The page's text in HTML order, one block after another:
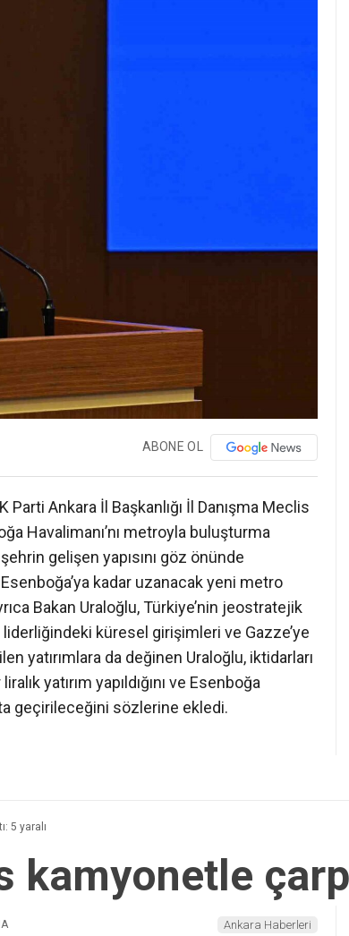
ABONE OL
Parti Ankara İl Başkanlığı İl Danışma Meclis
Havalimanı’nı metroyla buluşturma
gelişen yapısını göz önünde
kadar uzanacak yeni metro
Bakan Uraloğlu, Türkiye’nin jeostratejik
küresel girişimleri ve Gazze’ye
yatırımlara da değinen Uraloğlu, iktidarları
yatırım yapıldığını ve Esenboğa
geçirileceğini sözlerine ekledi.
5 yaralı
kamyonetle
Ankara Haberleri